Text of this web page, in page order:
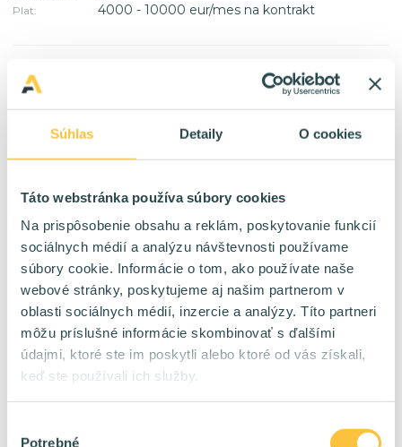
Súhlas Detaily O cookies
Táto webstránka používa súbory cookies
Na prispôsobenie obsahu a reklám, poskytovanie funkcií
sociálnych médií a analýzu návštevnosti používame
súbory cookie. Informácie o tom, ako používate naše
webové stránky, poskytujeme aj našim partnerom v
oblasti sociálnych médií, inzercie a analýzy. Títo partneri
môžu príslušné informácie skombinovať s ďalšími
údajmi, ktoré ste im poskytli alebo ktoré od vás získali,
keď ste používali ich služby.
Potrebné
Plat: 4000 - 10000 eur/mes na kontrakt
IT Analytik
Forma: TPP
Lokalita:
Plat: 2400 - 4800 eur/mes na TPP
SAP SD konzultant 🔥
Forma: Kontrakt
Lokalita:
HomeOffice: 100 %
Plat: 6400 - 9000 eur/mes na kontrakt
Fullstack Developer
Lokalita: